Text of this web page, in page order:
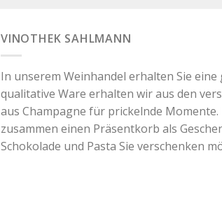
VINOTHEK SAHLMANN
In unserem Weinhandel erhalten Sie
qualitative Ware erhalten wir aus den
aus Champagne für prickelnde
zusammen einen Präsentkorb als
Schokolade und Pasta Sie verschenken